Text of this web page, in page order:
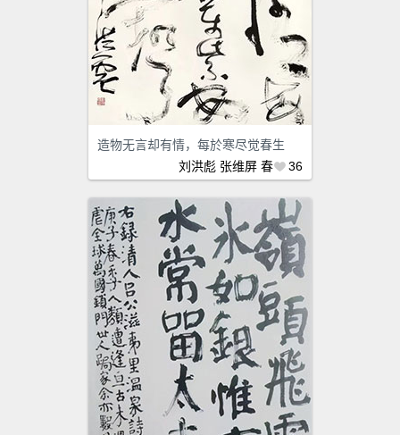
造物无言却有情，每於寒尽觉春生
刘洪彪 张维屏 春 36